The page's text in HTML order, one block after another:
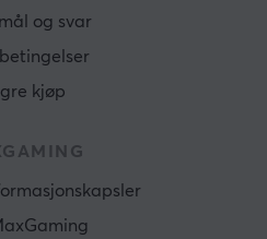
og svar
kjøp